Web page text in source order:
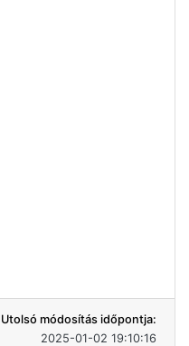
Utolsó módosítás időpontja:
2025-01-02 19:10:16